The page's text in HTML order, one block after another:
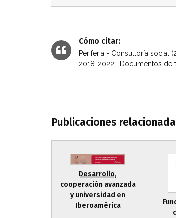
Cómo citar:
Periferia - Consultoría social
2018-2022”, Documentos de
Publicaciones
Desarrollo,
cooperación avanzada
y universidad en
Iberoamérica